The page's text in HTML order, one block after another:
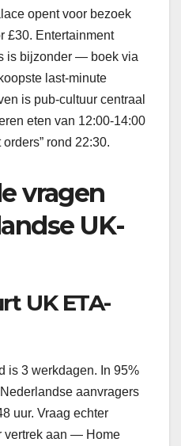
opent voor bezoek
£30. Entertainment
is bijzonder — boek via
last-minute
is pub-cultuur centraal
eten van 12:00-14:00
rond 22:30.
vragen
UK-
UK ETA-
is 3 werkdagen. In 95%
aanvragers
uur. Vraag echter
vertrek aan — Home